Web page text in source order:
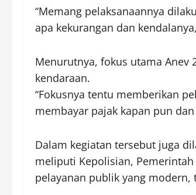
“Memang pelaksanaannya
apa kekurangan dan
Menurutnya, fokus utama Anev
kendaraan.
“Fokusnya tentu memberikan
membayar pajak kapan pun
Dalam kegiatan tersebut juga
meliputi Kepolisian,
pelayanan publik yang